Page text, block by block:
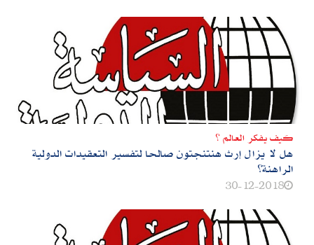
كيف يفكر العالم ؟
هل لا يزال إرث هنتنجتون صالحا لتفسير التعقيدات الدولية
الراهنة؟‮
30-12-2018